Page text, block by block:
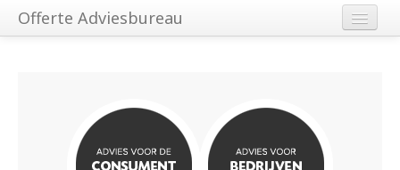
Offerte Adviesbureau
Bedrijven
Over ons